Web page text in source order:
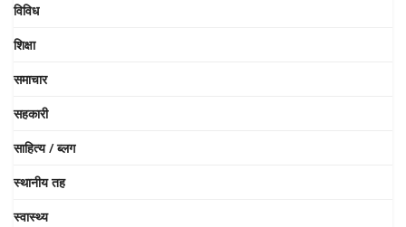
विविध
शिक्षा
समाचार
सहकारी
साहित्य / ब्लग
स्थानीय तह
स्वास्थ्य